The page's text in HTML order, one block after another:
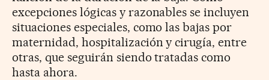
excepciones lógicas y razonables se incluyen
situaciones especiales, como las bajas por
maternidad, hospitalización y cirugía, entre
otras, que seguirán siendo tratadas como
hasta ahora.